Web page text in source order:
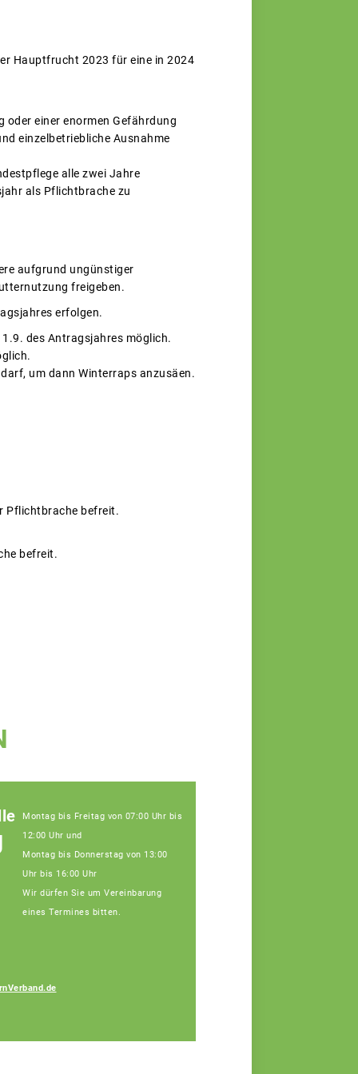
Hauptfrucht 2023 für eine in 2024
einer enormen Gefährdung
einzelbetriebliche Ausnahme
alle zwei Jahre
als Pflichtbrache zu
aufgrund ungünstiger
freigeben.
erfolgen.
des Antragsjahres möglich.
um dann Winterraps anzusäen.
Pflichtbrache befreit.
befreit.
Montag bis Freitag von 07:00 Uhr bis
12:00 Uhr und
Montag bis Donnerstag von 13:00
Uhr bis 16:00 Uhr
Wir dürfen Sie um Vereinbarung
eines Termines bitten.